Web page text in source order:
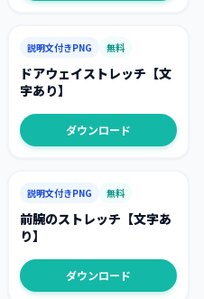
説明文付きPNG 無料
ドアウェイストレッチ【文
字あり】
ダウンロード
説明文付きPNG 無料
前腕のストレッチ【文字あ
り】
ダウンロード